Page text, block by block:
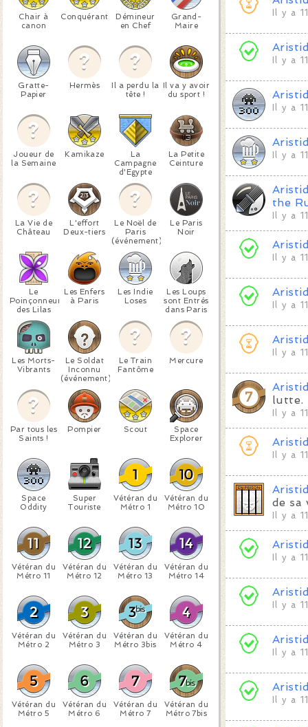
Chair à
canon
Conquérant
Démineur
en Chef
Grand-
Maire
Gratte-
Papier
Hermès
Il a perdu la
tête !
Il va y avoir
du sport !
Joueur de
la Semaine
Kamikaze
La
Campagne
d'Egypte
La Petite
Ceinture
La Vie de
Château
L'effort
Deux-tiers
Le Noël de
Paris
(événement)
Le Paris
Noir
Le
Poinçonneur
des Lilas
Les Enfers
à Paris
Les Indie
Loses
Les Loups
sont Entrés
dans Paris
Les Morts-
Vibrants
Le Soldat
Inconnu
(événement)
Le Train
Fantôme
Mercure
Par tous les
Saints !
Pompier Scout
Space
Explorer
Space
Oddity
Super
Touriste
Vétéran du
Métro 1
Vétéran du
Métro 10
Vétéran du
Métro 11
Vétéran du
Métro 12
Vétéran du
Métro 13
Vétéran du
Métro 14
Vétéran du
Métro 2
Vétéran du
Métro 3
Vétéran du
Métro 3bis
Vétéran du
Métro 4
Vétéran du
Métro 5
Vétéran du
Métro 6
Vétéran du
Métro 7
Vétéran du
Métro 7bis
Il y a
Il y a
Il y a
Il y a
the
Il y a
Il y a
Il y a
Il y a
lutte.
Il y a
Il y a
de sa
Il y a
Il y a
Il y a
Il y a
Il y a